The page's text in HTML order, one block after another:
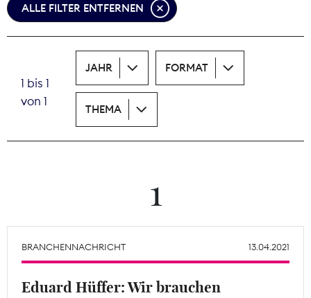
Print
Recht
Tarifpolitik
Theodor-Wolff-Preis
Mitgliederbereich
ALLE FILTER ENTFERNEN
1 bis 1
von 1
JAHR FORMAT
THEMA
1
BRANCHENNACHRICHT 13.04.2021
Eduard Hüffer: Wir brauchen